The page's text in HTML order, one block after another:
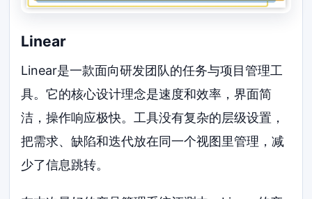
Linear
Linear是一款面向研发团队的任务与项目管理工
具。它的核心设计理念是速度和效率，界面简
洁，操作响应极快。工具没有复杂的层级设置，
把需求、缺陷和迭代放在同一个视图里管理，减
少了信息跳转。